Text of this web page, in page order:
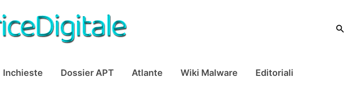
Cerca
Inchieste Dossier APT Atlante Wiki Malware Editoriali